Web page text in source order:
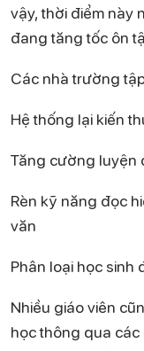
vậy, thời điểm này
đang tăng tốc ôn
Các nhà trường
Hệ thống lại kiến
Tăng cường luyện
Rèn kỹ năng đọc
văn
Phân loại học sinh
Nhiều giáo viên
học thông qua